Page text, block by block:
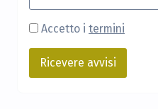
Accetto i termini